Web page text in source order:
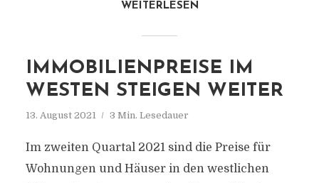
WEITERLESEN
IMMOBILIENPREISE IM
WESTEN STEIGEN WEITER
13. August 2021 3 Min. Lesedauer
Im zweiten Quartal 2021 sind die Preise für
Wohnungen und Häuser in den westlichen